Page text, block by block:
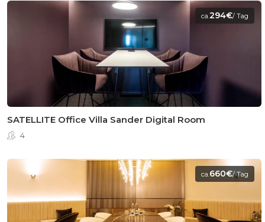
ca.294€/ Tag
SATELLITE Office Villa Sander Digital Room
4
ca.660€/ Tag